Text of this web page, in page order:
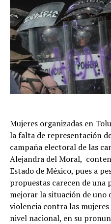
Mujeres organizadas en
la falta de representación
campaña electoral de las
Alejandra del Moral,
Estado de México, pues a
propuestas carecen de una
mejorar la situación de uno
violencia contra las
nivel nacional, en su